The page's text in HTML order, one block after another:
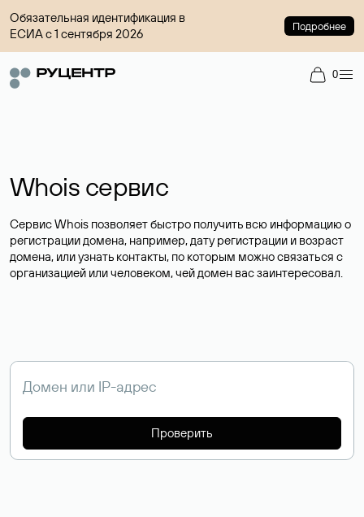
Обязательная идентификация в
ЕСИА с 1 сентября 2026
Подробнее
0
Whois сервис
Сервис Whois позволяет быстро получить всю информацию о
регистрации домена, например, дату регистрации и возраст
домена, или узнать контакты, по которым можно связаться с
организацией или человеком, чей домен вас заинтересовал.
Проверить